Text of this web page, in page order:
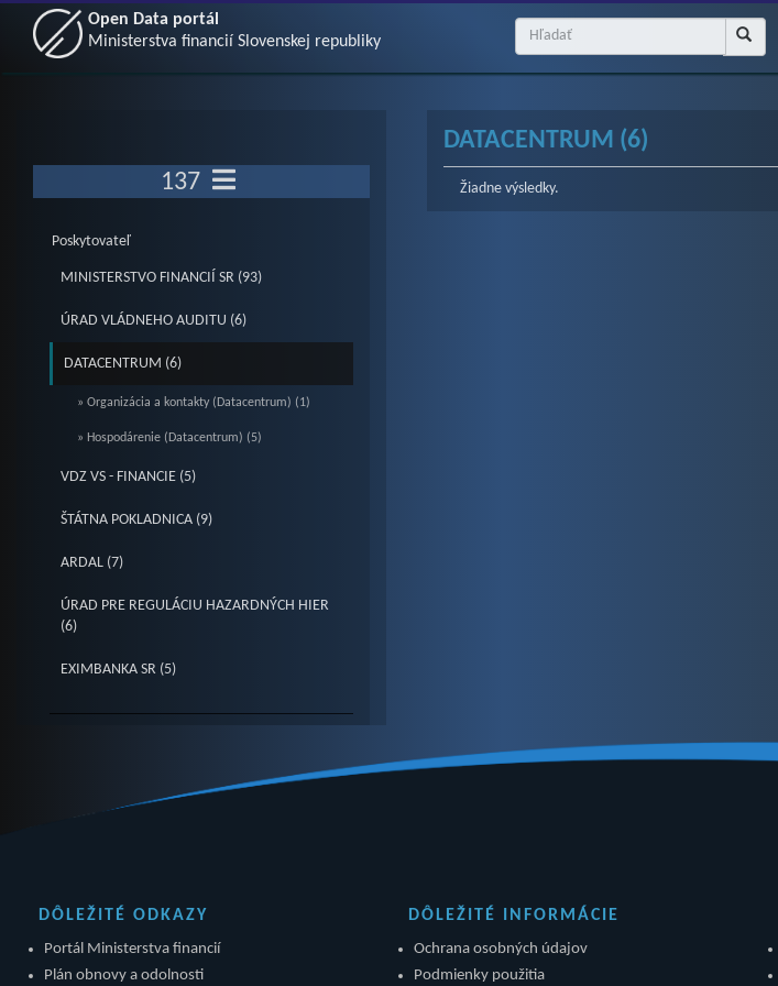
Open Data portál
Ministerstva financií Slovenskej republiky
137
Poskytovateľ
MINISTERSTVO FINANCIÍ SR (93)
ÚRAD VLÁDNEHO AUDITU (6)
DATACENTRUM (6)
» Organizácia a kontakty (Datacentrum) (1)
» Hospodárenie (Datacentrum) (5)
VDZ VS - FINANCIE (5)
ŠTÁTNA POKLADNICA (9)
ARDAL (7)
ÚRAD PRE REGULÁCIU HAZARDNÝCH HIER
(6)
EXIMBANKA SR (5)
DATACENTRUM (6)
Žiadne výsledky.
DÔLEŽITÉ ODKAZY
Portál Ministerstva financií
Plán obnovy a odolnosti
DÔLEŽITÉ INFORMÁCIE
Ochrana osobných údajov
Podmienky použitia